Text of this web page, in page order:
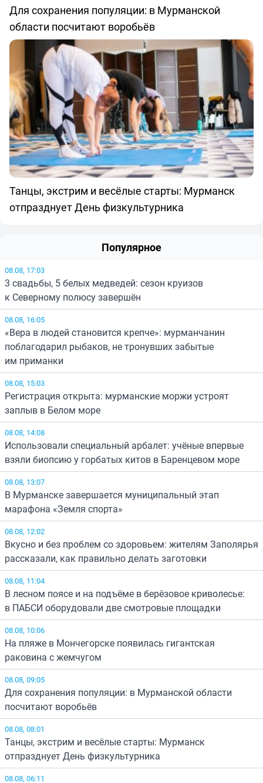
Для сохранения популяции: в Мурманской
области посчитают воробьёв
Танцы, экстрим и весёлые старты: Мурманск
отпразднует День физкультурника
Популярное
08.08, 17:03
3 свадьбы, 5 белых медведей: сезон круизов
к Северному полюсу завершён
08.08, 16:05
«Вера в людей становится крепче»: мурманчанин
поблагодарил рыбаков, не тронувших забытые
им приманки
08.08, 15:03
Регистрация открыта: мурманские моржи устроят
заплыв в Белом море
08.08, 14:08
Использовали специальный арбалет: учёные впервые
взяли биопсию у горбатых китов в Баренцевом море
08.08, 13:07
В Мурманске завершается муниципальный этап
марафона «Земля спорта»
08.08, 12:02
Вкусно и без проблем со здоровьем: жителям Заполярья
рассказали, как правильно делать заготовки
08.08, 11:04
В лесном поясе и на подъёме в берёзовое криволесье:
в ПАБСИ оборудовали две смотровые площадки
08.08, 10:06
На пляже в Мончегорске появилась гигантская
раковина с жемчугом
08.08, 09:05
Для сохранения популяции: в Мурманской области
посчитают воробьёв
08.08, 08:01
Танцы, экстрим и весёлые старты: Мурманск
отпразднует День физкультурника
08.08, 06:11